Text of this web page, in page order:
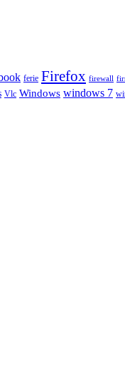
ferie Firefox firewall
Vlc Windows windows 7